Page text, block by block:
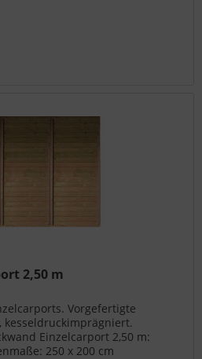
2,50 m
Vorgefertigte
kesseldruckimprägniert.
Einzelcarport 2,50 m:
250 x 200 cm